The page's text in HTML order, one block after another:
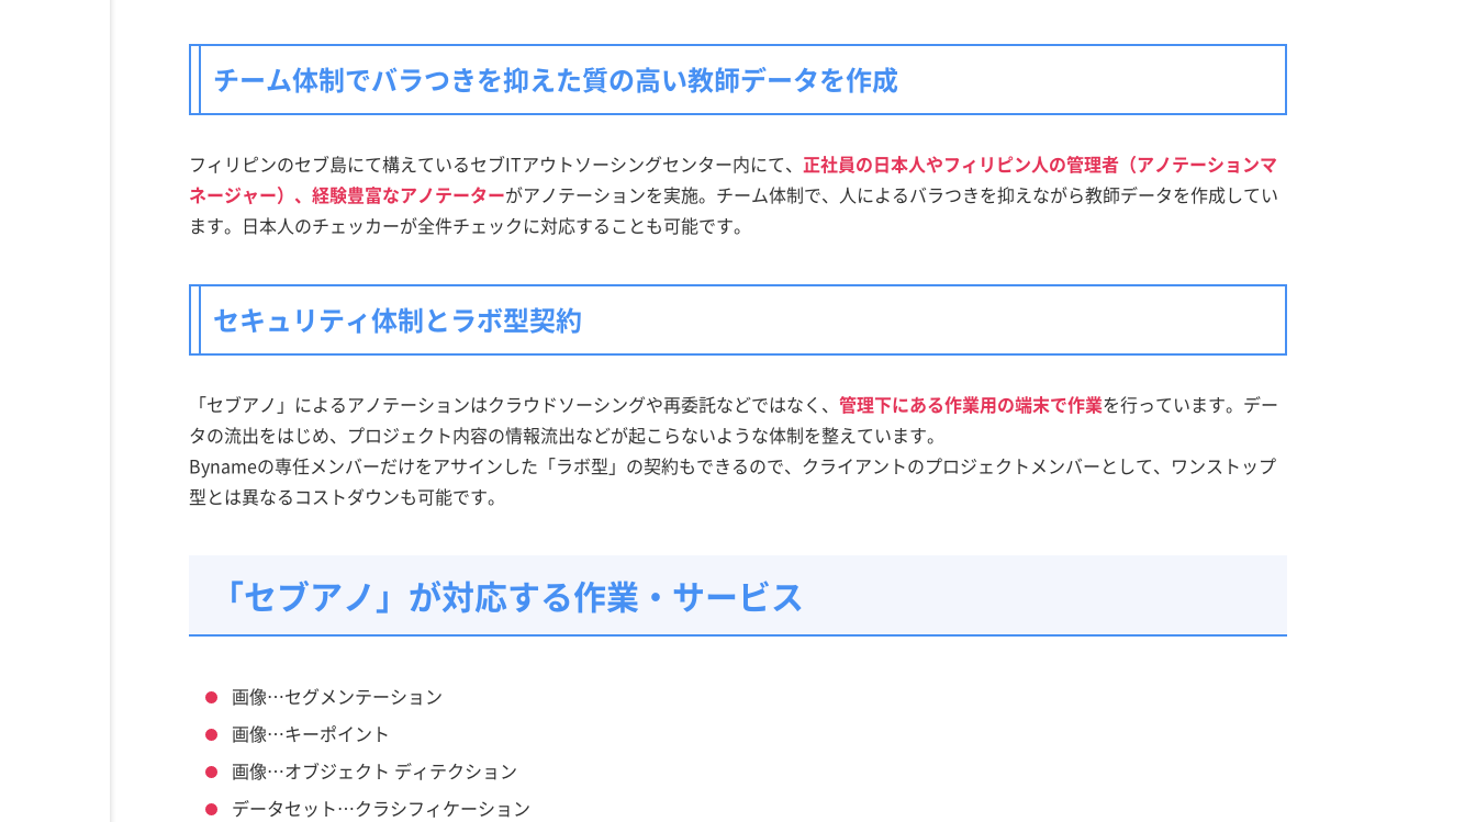
チーム体制でバラつきを抑えた質の高い教師データを作成
フィリピンのセブ島にて構えているセブITアウトソーシングセンター内にて、 正社員の日本人やフィリピン人の管理者（アノテーションマ
ネージャー）、経験豊富なアノテーターがアノテーションを実施。チーム体制で、人によるバラつきを抑えながら教師データを作成してい
ます。日本人のチェッカーが全件チェックに対応することも可能です。
セキュリティ体制とラボ型契約
「セブアノ」によるアノテーションはクラウドソーシングや再委託などではなく、 管理下にある作業用の端末で作業を行っています。デー
タの流出をはじめ、プロジェクト内容の情報流出などが起こらないような体制を整えています。
Bynameの専任メンバーだけをアサインした「ラボ型」の契約もできるので、クライアントのプロジェクトメンバーとして、ワンストップ
型とは異なるコストダウンも可能です。
「セブアノ」が対応する作業・サービス
画像…セグメンテーション
画像…キーポイント
画像…オブジェクト ディテクション
データセット…クラシフィケーション